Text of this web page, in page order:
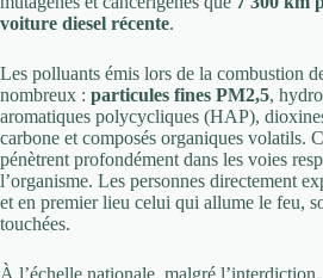
voiture diesel récente.
Les polluants émis lors de la combustion
nombreux : particules fines PM2,5,
aromatiques polycycliques (HAP),
carbone et composés organiques volatils.
pénètrent profondément dans les voies
l’organisme. Les personnes directement
et en premier lieu celui qui allume le feu,
touchées.
À l’échelle nationale, malgré